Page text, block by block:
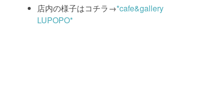
店内の様子はコチラ→*cafe&gallery
LUPOPO*